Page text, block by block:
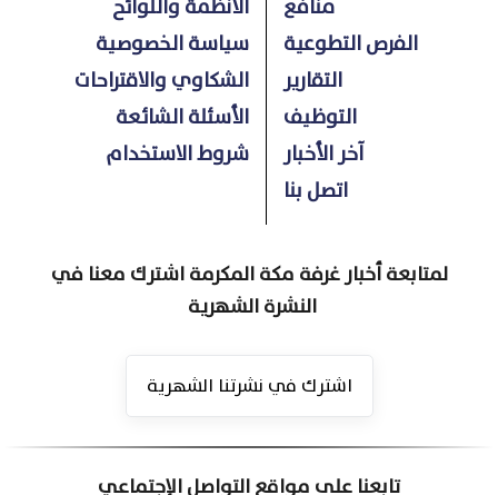
منافع
الفرص التطوعية
التقارير
التوظيف
آخر الأخبار
اتصل بنا
الأنظمة واللوائح
سياسة الخصوصية
الشكاوي والاقتراحات
الأسئلة الشائعة
شروط الاستخدام
لمتابعة أخبار غرفة مكة المكرمة اشترك معنا في
النشرة الشهرية
اشترك في نشرتنا الشهرية
تابعنا على مواقع التواصل الإجتماعي